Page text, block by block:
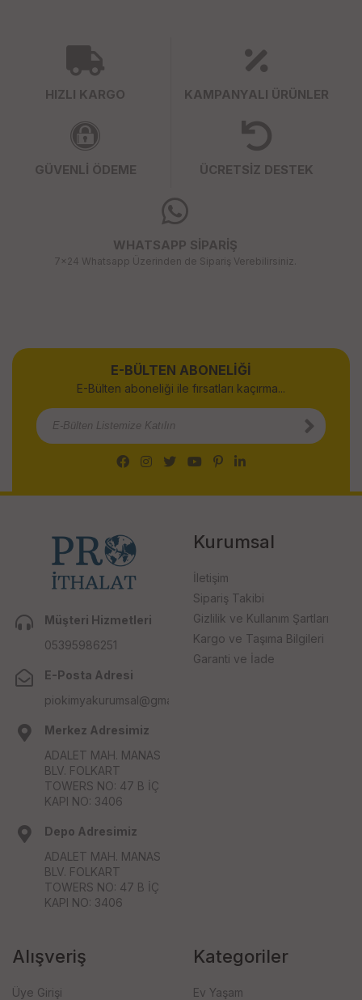
HIZLI KARGO KAMPANYALI ÜRÜNLER
GÜVENLİ ÖDEME ÜCRETSİZ DESTEK
WHATSAPP SİPARİŞ
7x24 Whatsapp Üzerinden de Sipariş Verebilirsiniz.
E-BÜLTEN ABONELİĞİ
E-Bülten aboneliği ile fırsatları kaçırma...
Müşteri Hizmetleri
05395986251
E-Posta Adresi
piokimyakurumsal@gmail.com
Merkez Adresimiz
ADALET MAH. MANAS
BLV. FOLKART
TOWERS NO: 47 B İÇ
KAPI NO: 3406
Depo Adresimiz
ADALET MAH. MANAS
BLV. FOLKART
TOWERS NO: 47 B İÇ
KAPI NO: 3406
Kurumsal
İletişim
Sipariş Takibi
Gizlilik ve Kullanım Şartları
Kargo ve Taşıma Bilgileri
Garanti ve İade
Alışveriş
Üye Girişi
Kategoriler
Ev Yaşam